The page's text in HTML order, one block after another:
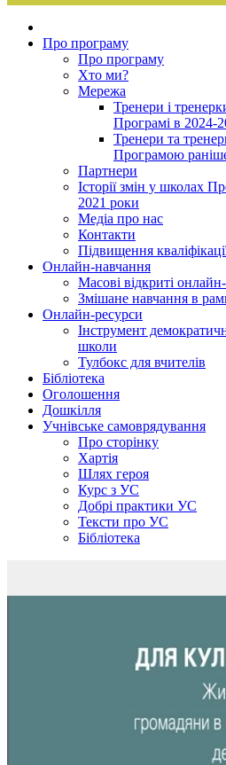
Про програму
Про програму
Хто ми?
Мережа
Тренери і
Програмі в 2024-
Тренери та
Програмою
Партнери
Історії змін у школах
2021 роки
Медіа про нас
Контакти
Підвищення
Онлайн-навчання
Масові відкриті
Змішане навчання в
Онлайн-ресурси
Інструмент
школи
Тулбокс для вчителів
Бібліотека
Оголошення
Дошкілля
Учнівське самоврядування
Про сторінку
Хартія
Шлях героя
Курс з УС
Добрі практики УС
Тексти про УС
Бібліотека